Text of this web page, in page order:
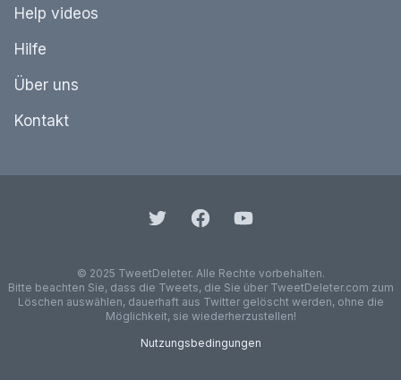
Help videos
Hilfe
Über uns
Kontakt
© 2025 TweetDeleter. Alle Rechte vorbehalten.
Bitte beachten Sie, dass die Tweets, die Sie über TweetDeleter.com zum
Löschen auswählen, dauerhaft aus Twitter gelöscht werden, ohne die
Möglichkeit, sie wiederherzustellen!
Nutzungsbedingungen